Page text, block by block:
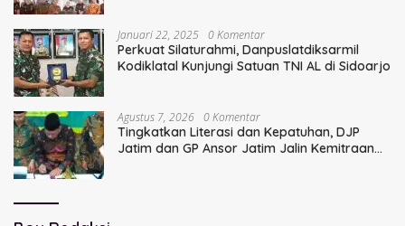
Januari 22, 2025 0 Komentar
Perkuat Silaturahmi, Danpuslatdiksarmil
Kodiklatal Kunjungi Satuan TNI AL di Sidoarjo
Agustus 7, 2026 0 Komentar
Tingkatkan Literasi dan Kepatuhan, DJP
Jatim dan GP Ansor Jatim Jalin Kemitraan